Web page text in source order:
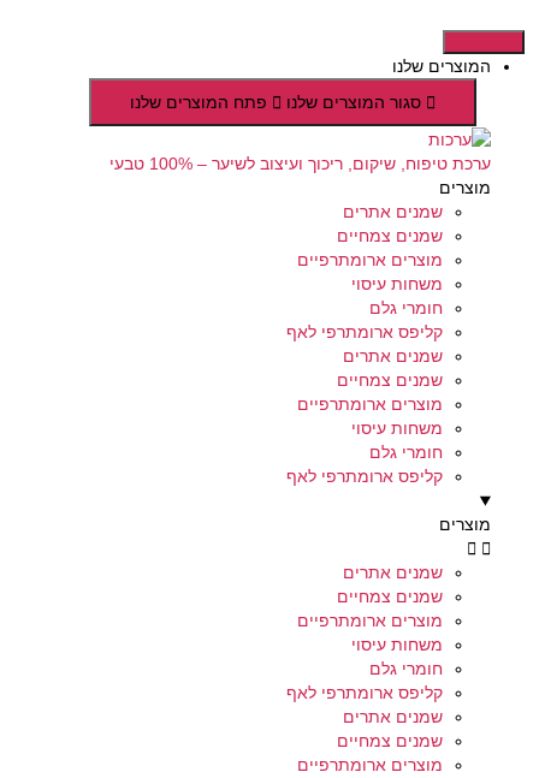
לתוכן
המוצרים שלנו
סגור המוצרים שלנו
פתח המוצרים שלנו
ערכת טיפוח, שיקום, ריכוך ועיצוב לשיער – 100% טבעי
מוצרים
שמנים אתרים
שמנים צמחיים
מוצרים ארומתרפיים
משחות עיסוי
חומרי גלם
קליפס ארומתרפי לאף
שמנים אתרים
שמנים צמחיים
מוצרים ארומתרפיים
משחות עיסוי
חומרי גלם
קליפס ארומתרפי לאף
מוצרים
שמנים אתרים
שמנים צמחיים
מוצרים ארומתרפיים
משחות עיסוי
חומרי גלם
קליפס ארומתרפי לאף
שמנים אתרים
שמנים צמחיים
מוצרים ארומתרפיים